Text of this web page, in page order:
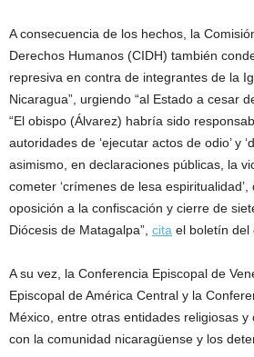
A consecuencia de los hechos, la
Derechos Humanos (CIDH) también
represiva en contra de integrantes de la
Nicaragua”, urgiendo “al Estado a cesar
“El obispo (Álvarez) habría sido
autoridades de ‘ejecutar actos de odio’ y
asimismo, en declaraciones públicas, la
cometer ‘crímenes de lesa
oposición a la confiscación y cierre de
Diócesis de Matagalpa”, cita el boletín del
A su vez, la Conferencia Episcopal de
Episcopal de América Central y la
México, entre otras entidades religiosas y
con la comunidad nicaragüense y los